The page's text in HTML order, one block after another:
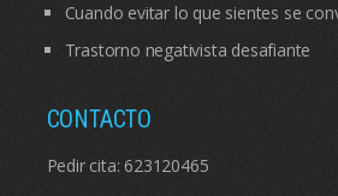
Cuando evitar lo que sientes se
Trastorno negativista desafiante
CONTACTO
Pedir cita: 623120465